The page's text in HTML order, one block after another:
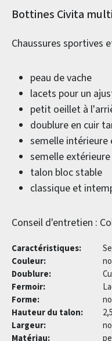
Informations sur le
Bottines Civita multi
Chaussures sportives
peau de vache
lacets pour un
petit oeillet à
doublure en cuir
semelle intérieure
semelle
talon bloc stable
classique et
Conseil d'entretien :
Caractéristiques:
Couleur:
Doublure:
Fermoir:
Forme:
Hauteur du talon:
Largeur:
Matériau: